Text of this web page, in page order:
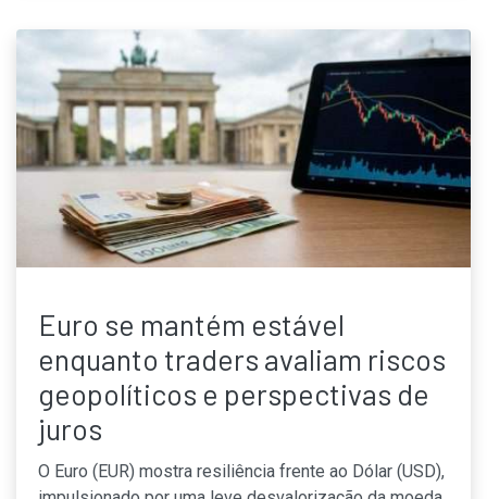
Euro se mantém estável
enquanto traders avaliam riscos
geopolíticos e perspectivas de
juros
O Euro (EUR) mostra resiliência frente ao Dólar (USD),